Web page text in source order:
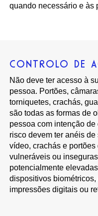
quando necessário e às
CONTROLO DE
Não deve ter acesso à
pessoa. Portões,
torniquetes, crachás,
são todas as formas de
pessoa com intenção
risco devem ter anéis
vídeo, crachás e
vulneráveis ou
potencialmente
dispositivos
impressões digitais ou